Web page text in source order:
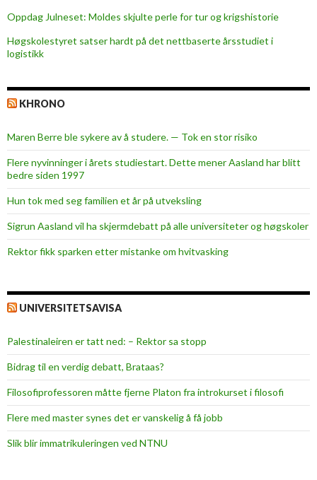
Oppdag Julneset: Moldes skjulte perle for tur og krigshistorie
Høgskolestyret satser hardt på det nettbaserte årsstudiet i
logistikk
KHRONO
Maren Berre ble sykere av å studere. — Tok en stor risiko
Flere nyvinninger i årets studiestart. Dette mener Aasland har blitt
bedre siden 1997
Hun tok med seg familien et år på utveksling
Sigrun Aasland vil ha skjerm­debatt på alle universiteter og høgskoler
Rektor fikk sparken etter mistanke om hvitvasking
UNIVERSITETSAVISA
Palestinaleiren er tatt ned: – Rektor sa stopp
Bidrag til en verdig debatt, Brataas?
Filosofiprofessoren måtte fjerne Platon fra introkurset i filosofi
Flere med master synes det er vanskelig å få jobb
Slik blir immatrikuleringen ved NTNU